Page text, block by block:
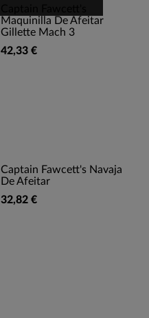
Maquinilla De Afeitar
Gillette Mach 3
42,33 €
Captain Fawcett's Navaja
De Afeitar
32,82 €